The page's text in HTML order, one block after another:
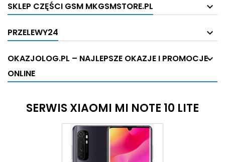
SKLEP CZĘŚCI GSM MKGSMSTORE.PL
PRZELEWY24
OKAZJOLOG.PL – NAJLEPSZE OKAZJE I PROMOCJE
ONLINE
SERWIS XIAOMI MI NOTE 10 LITE